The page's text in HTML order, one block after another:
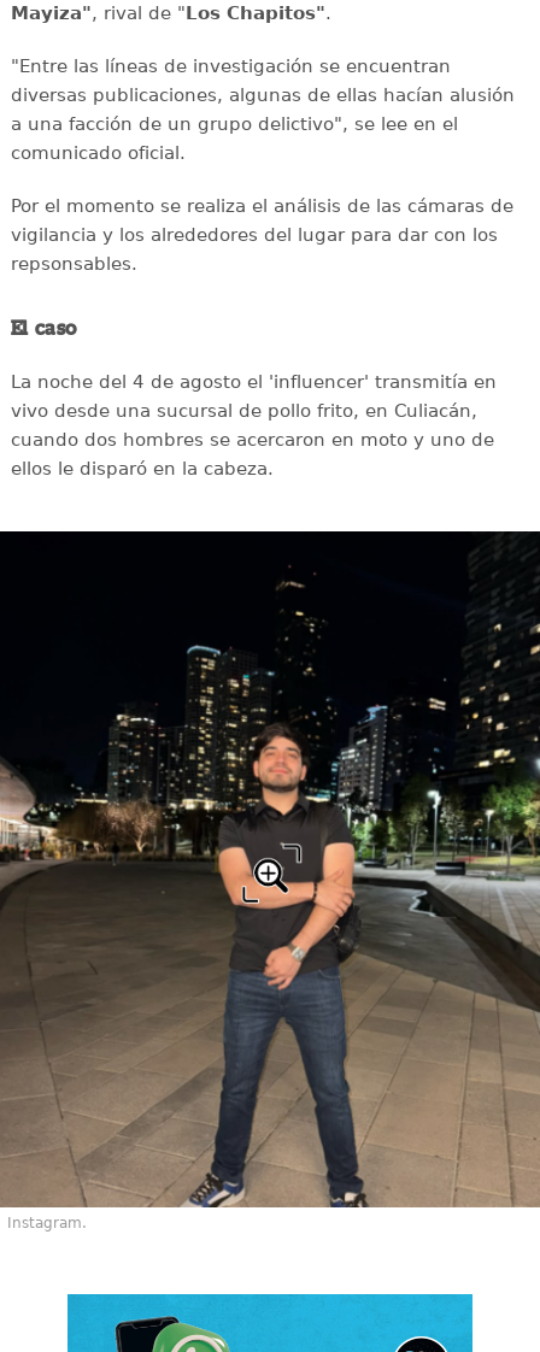
Mayiza", rival de "Los Chapitos".
"Entre las líneas de investigación se encuentran
diversas publicaciones, algunas de ellas hacían alusión
a una facción de un grupo delictivo", se lee en el
comunicado oficial.
Por el momento se realiza el análisis de las cámaras de
vigilancia y los alrededores del lugar para dar con los
repsonsables.
El caso
La noche del 4 de agosto el 'influencer' transmitía en
vivo desde una sucursal de pollo frito, en Culiacán,
cuando dos hombres se acercaron en moto y uno de
ellos le disparó en la cabeza.
Instagram.